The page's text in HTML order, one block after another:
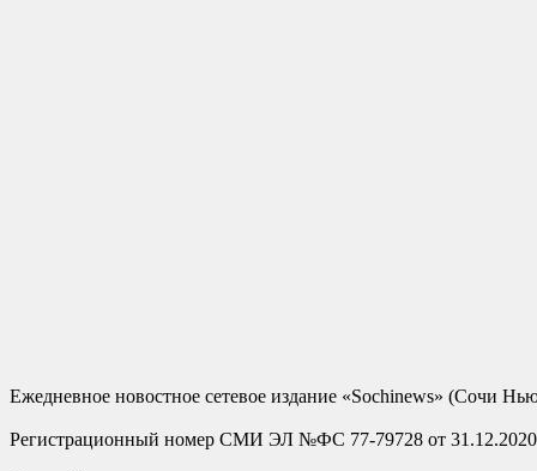
Ежедневное новостное сетевое издание «Sochinews» (Сочи
Регистрационный номер СМИ ЭЛ №ФС 77-79728 от 31.12.2020